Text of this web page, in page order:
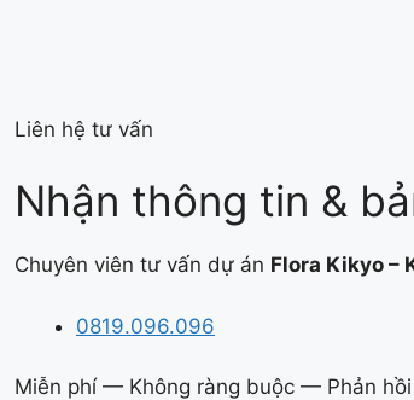
Liên hệ tư vấn
Nhận thông tin &
Chuyên viên tư vấn dự án Flora Kikyo –
0819.096.096
Miễn phí — Không ràng buộc — Phản